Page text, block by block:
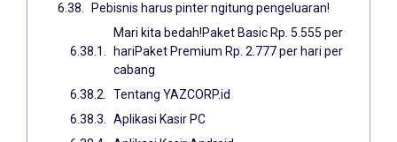
Pebisnis harus pinter ngitung pengeluaran!
Mari kita bedah!Paket Basic Rp. 5.555 per
hariPaket Premium Rp. 2.777 per hari per
cabang
Tentang YAZCORP.id
Aplikasi Kasir PC